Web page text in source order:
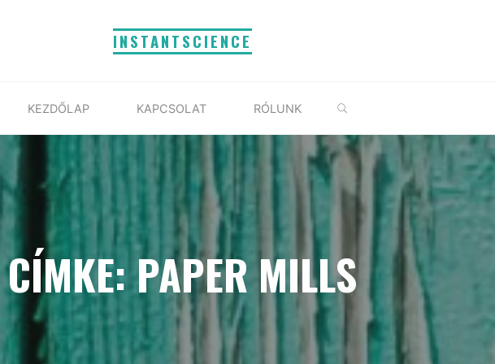
INSTANTSCIENCE
KEZDŐLAP KAPCSOLAT RÓLUNK
CÍMKE: PAPER MILLS